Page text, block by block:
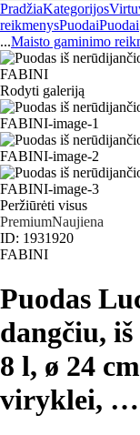
PradžiaKategorijos
reikmenysPuodaiPuodai
...Maisto gaminimo
Rodyti galeriją
Peržiūrėti visus
PremiumNaujiena
ID: 1931920
FABINI
Puodas
dangčiu,
8 l, ø 24
viryklei, …